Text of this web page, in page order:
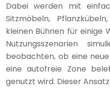
Dabei werden mit
Sitzmöbeln,
kleinen Bühnen für einige
Nutzungsszenarien
beobachten, ob eine
eine autofreie Zone
genutzt wird. Dieser